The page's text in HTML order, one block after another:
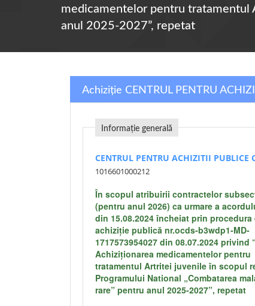
medicamentelor pentru tratamentul
anul 2025-2027”, repetat
Achiziție CENTRUL PENTRU
Informație generală
CENTRUL PENTRU ACHIZITII PUBLICE
1016601000212
În scopul atribuirii contractelor
(pentru anul 2026) ca urmare a
din 15.08.2024 încheiat prin procedura
achiziție publică nr.ocds-b3wdp1-MD-
1717573954027 din 08.07.2024 privind “
Achiziţionarea medicamentelor pentru
tratamentul Artritei juvenile în scopul
Programului National „Combatarea
rare” pentru anul 2025-2027”, repetat